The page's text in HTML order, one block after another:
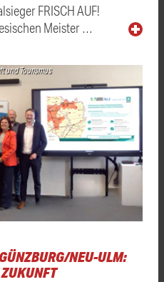
FRISCH AUF!
Meister …
und Tourismus
NEU-ULM: